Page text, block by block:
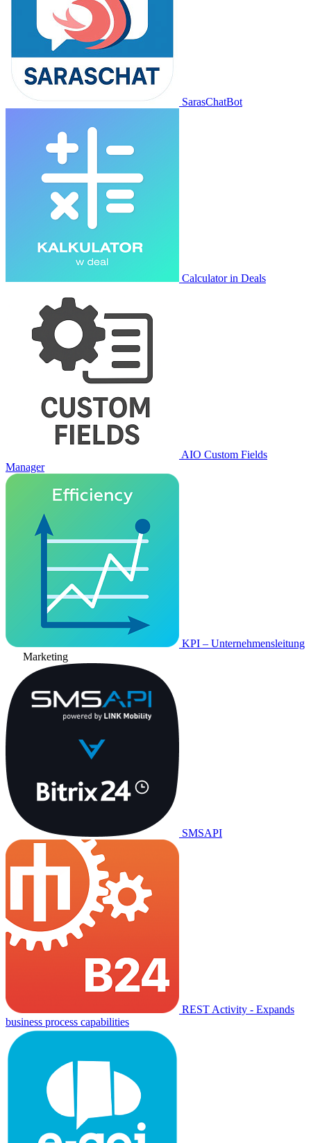
SarasChatBot
Calculator in Deals
AIO Custom Fields
Manager
KPI – Unternehmensleitung
Marketing
SMSAPI
REST Activity - Expands
business process capabilities